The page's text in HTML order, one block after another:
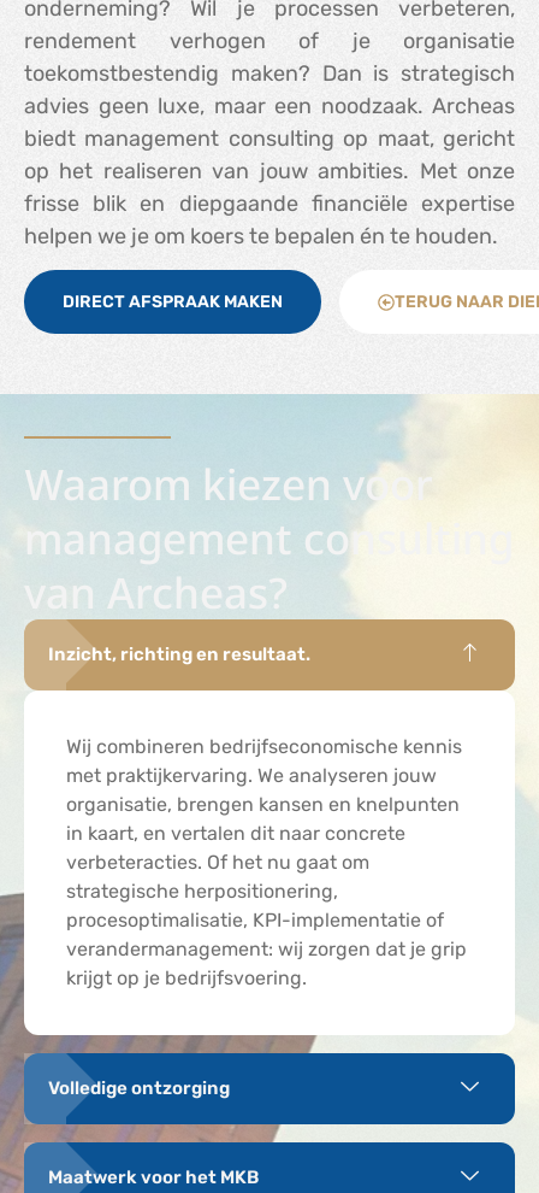
onderneming? Wil je processen verbeteren,
rendement verhogen of je organisatie
toekomstbestendig maken? Dan is strategisch
advies geen luxe, maar een noodzaak. Archeas
biedt management consulting op maat, gericht
op het realiseren van jouw ambities. Met onze
frisse blik en diepgaande financiële expertise
helpen we je om koers te bepalen én te houden.
DIRECT AFSPRAAK MAKEN TERUG NAAR
Waarom kiezen voor
management consulting
van Archeas?
Inzicht, richting en resultaat.
Wij combineren bedrijfseconomische kennis
met praktijkervaring. We analyseren jouw
organisatie, brengen kansen en knelpunten
in kaart, en vertalen dit naar concrete
verbeteracties. Of het nu gaat om
strategische herpositionering,
procesoptimalisatie, KPI-implementatie of
verandermanagement: wij zorgen dat je grip
krijgt op je bedrijfsvoering.
Volledige ontzorging
Maatwerk voor het MKB